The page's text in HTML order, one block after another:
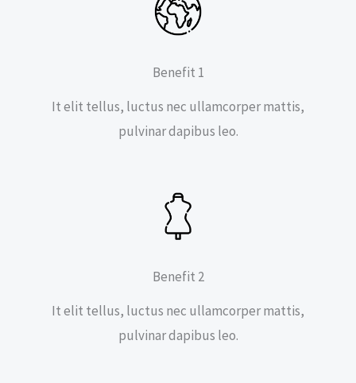
Benefit 1
It elit tellus, luctus nec ullamcorper mattis,
pulvinar dapibus leo.
Benefit 2
It elit tellus, luctus nec ullamcorper mattis,
pulvinar dapibus leo.